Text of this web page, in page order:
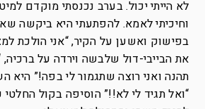
לא הייתי יכול. בערב נכנסתי מוקדם
וחיכיתי לאמא. להפתעתי היא ביקשה
בפישוק ואשען על הקיר, “אני הולכת
את הבייבי-דול שלבשה וירדה על ברכיה,
תהנה ואני רוצה שתגמור לי בפה!” היא
“ואל תגיד לי לא!!” הוסיפה בקול